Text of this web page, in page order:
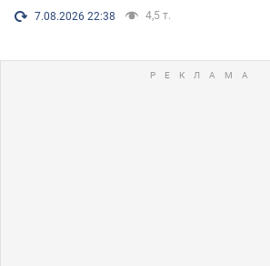
7.08.2026 22:38 4,5 т.